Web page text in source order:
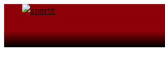
Skip
contentSearch